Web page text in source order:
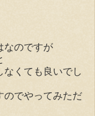
なのですが
なくても良いでし
のでやってみただ